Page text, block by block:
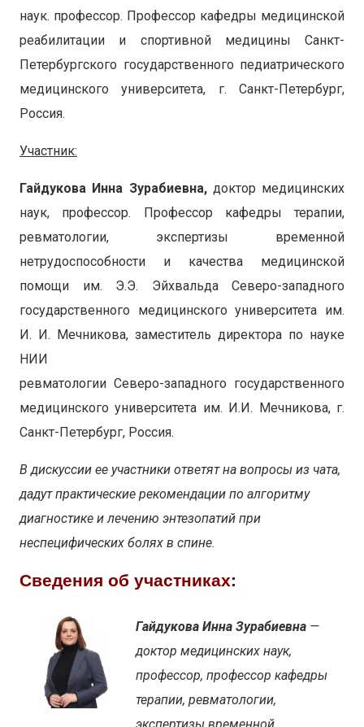
наук. профессор. Профессор кафедры медицинской
реабилитации и спортивной медицины Санкт-
Петербургского государственного педиатрического
медицинского университета, г. Санкт-Петербург,
Россия.
Участник:
Гайдукова Инна Зурабиевна, доктор медицинских
наук, профессор. Профессор кафедры терапии,
ревматологии, экспертизы временной
нетрудоспособности и качества медицинской
помощи им. Э.Э. Эйхвальда Северо-западного
государственного медицинского университета им.
И. И. Мечникова, заместитель директора по науке
НИИ
ревматологии Северо-западного государственного
медицинского университета им. И.И. Мечникова, г.
Санкт-Петербург, Россия.
В дискуссии ее участники ответят на вопросы из чата,
дадут практические рекомендации по алгоритму
диагностике и лечению энтезопатий при
неспецифических болях в спине.
Сведения об участниках:
Гайдукова Инна Зурабиевна —
доктор медицинских наук,
профессор, профессор кафедры
терапии, ревматологии,